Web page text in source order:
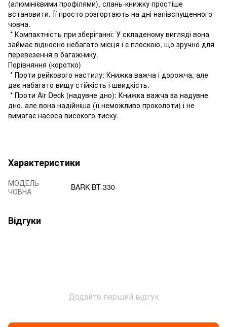
(алюмінієвими профілями), слань-книжку простіше
встановити. Її просто розгортають на дні напівспущенного
човна.
* Компактність при зберіганні: У складеному вигляді вона
займає відносно небагато місця і є плоскою, що зручно для
перевезення в багажнику.
Порівняння (коротко)
* Проти рейкового настилу: Книжка важча і дорожча, але
дає набагато вищу стійкість і швидкість.
* Проти Air Deck (надувне дно): Книжка важча за надувне
дно, але вона надійніша (її неможливо проколоти) і не
вимагає насоса високого тиску.
Характеристики
МОДЕЛЬ
ЧОВНА
BARK BT-330
Відгуки
Додайте перший відгук